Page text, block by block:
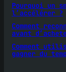
Pourquoi un
l’accélérer ?
Comment
avant
Comment
gagner du